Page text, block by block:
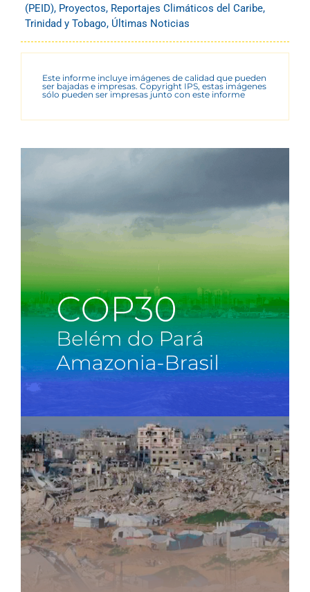
(PEID), Proyectos, Reportajes Climáticos del Caribe,
Trinidad y Tobago, Últimas Noticias
Este informe incluye imágenes de calidad que pueden
ser bajadas e impresas. Copyright IPS, estas imágenes
sólo pueden ser impresas junto con este informe